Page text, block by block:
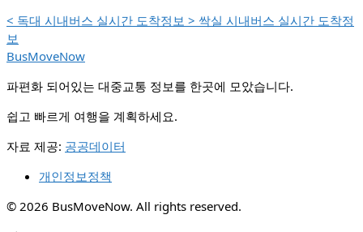
< 독대 시내버스 실시간 도착정보 > 싹실 시내버스 실시간 도착정
보
BusMoveNow
파편화 되어있는 대중교통 정보를 한곳에 모았습니다.
쉽고 빠르게 여행을 계획하세요.
자료 제공: 공공데이터
개인정보정책
© 2026 BusMoveNow. All rights reserved.